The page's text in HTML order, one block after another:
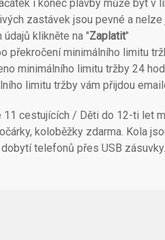
i konec plavby může být v
zastávek jsou pevné a nelze
klikněte na "Zaplatit"
překročení minimálního limitu
minimálního limitu tržby 24
limitu tržby vám přijdou
11 cestujících / Děti do 12-ti let
koloběžky zdarma. Kola
telefonů přes USB